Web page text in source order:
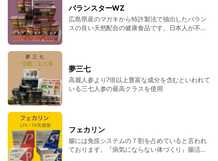
バランスターWZ
広島県産のマガキから特許製法で抽出したバラン
スの良い天然配合の健康食品です。日本人が不足
夢三七
高麗人参より7倍以上豊富な成分を含むといわれて
いる三七人参の最高クラスを使用
フェカリン
腸には免疫システムの７割を占めていると言われ
ております。『病気にならない体づくり』腸活し